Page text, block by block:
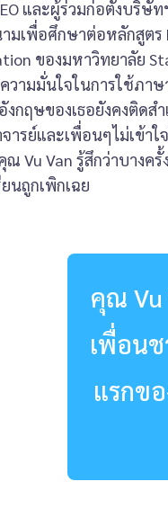
และผู้ร่วมก่อตั้งบริษั
ามเพื่อศึกษาต่อหลักสูตร
ของมหาวิทยาลัย
วามมั่นใจในการใช้ภา
งกฤษของเธอยังคงติดส
ารย์และเพื่อนๆไม่เข้า
ณ ​Vu Van รู้สึกว่าบางค
นถูกเพิกเฉย
คุณ Vu
เพื่อน
แรกข